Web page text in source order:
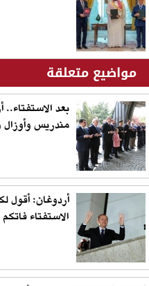
مواضيع متعلقة
بعد
مندريس وأوزال
أردوغان: أقول
الاستفتاء